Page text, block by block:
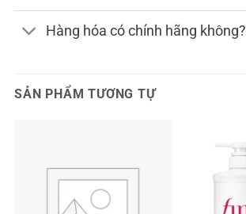
Hàng hóa có chính hãng không?
SẢN PHẨM TƯƠNG TỰ